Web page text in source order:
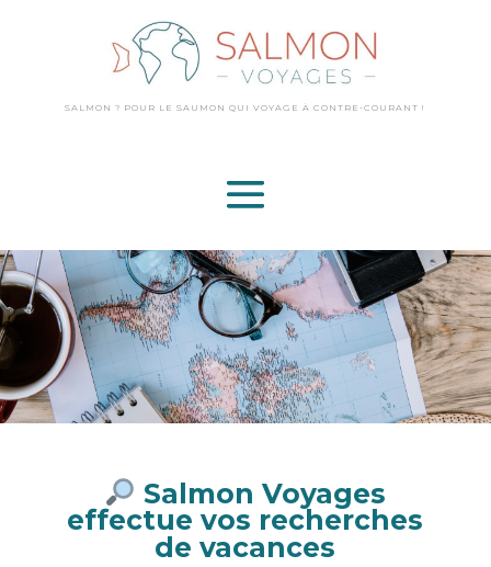
SALMON ? POUR LE SAUMON QUI VOYAGEÀ CONTRE-COURANT !
Salmon Voyages
effectue vos recherches
de vacances